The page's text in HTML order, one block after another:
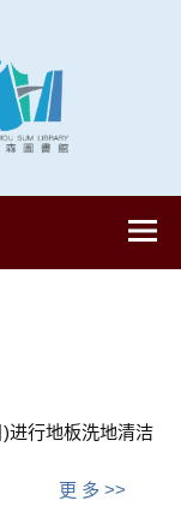
进行地板洗地清洁
更 多 >>